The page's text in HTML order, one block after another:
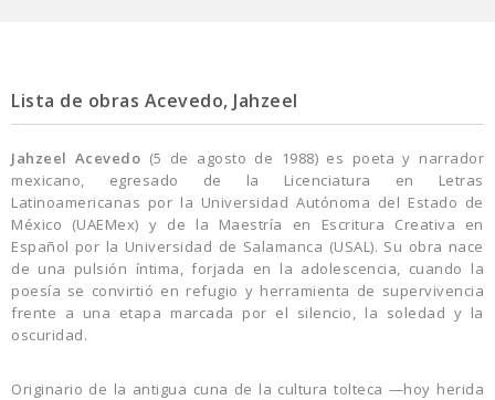
Lista de obras Acevedo, Jahzeel
Jahzeel Acevedo (5 de agosto de 1988) es poeta y narrador
mexicano, egresado de la Licenciatura en Letras
Latinoamericanas por la Universidad Autónoma del Estado de
México (UAEMex) y de la Maestría en Escritura Creativa en
Español por la Universidad de Salamanca (USAL). Su obra nace
de una pulsión íntima, forjada en la adolescencia, cuando la
poesía se convirtió en refugio y herramienta de supervivencia
frente a una etapa marcada por el silencio, la soledad y la
oscuridad.
Originario de la antigua cuna de la cultura tolteca —hoy herida